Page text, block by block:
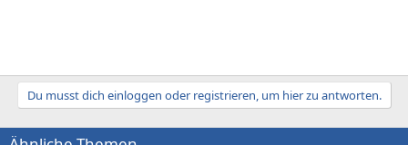
Du musst dich einloggen oder registrieren, um hier zu antworten.